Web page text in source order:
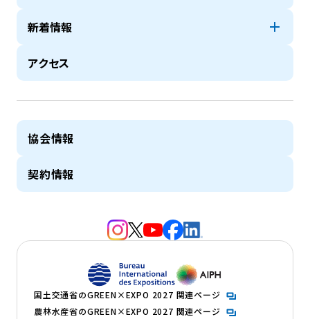
新着情報
アクセス
協会情報
契約情報
（新規タブで開きます）
（新規タブで開きます）
（新規タブで開きます）
（新規タブで開きます）（新規タブで開きます）
国土交通省のGREEN×EXPO 2027 関連ページ
農林水産省のGREEN×EXPO 2027 関連ページ